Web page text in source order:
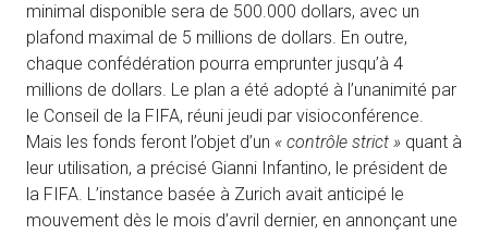
minimal disponible sera de 500.000 dollars, avec un
plafond maximal de 5 millions de dollars. En outre,
chaque confédération pourra emprunter jusqu’à 4
millions de dollars. Le plan a été adopté à l’unanimité par
le Conseil de la FIFA, réuni jeudi par visioconférence.
Mais les fonds feront l’objet d’un « contrôle strict » quant à
leur utilisation, a précisé Gianni Infantino, le président de
la FIFA. L’instance basée à Zurich avait anticipé le
mouvement dès le mois d’avril dernier, en annonçant une